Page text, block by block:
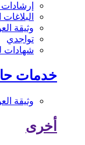
وثيقة
تواجدي
شهادات
خدمات
وثيقة
أخرى